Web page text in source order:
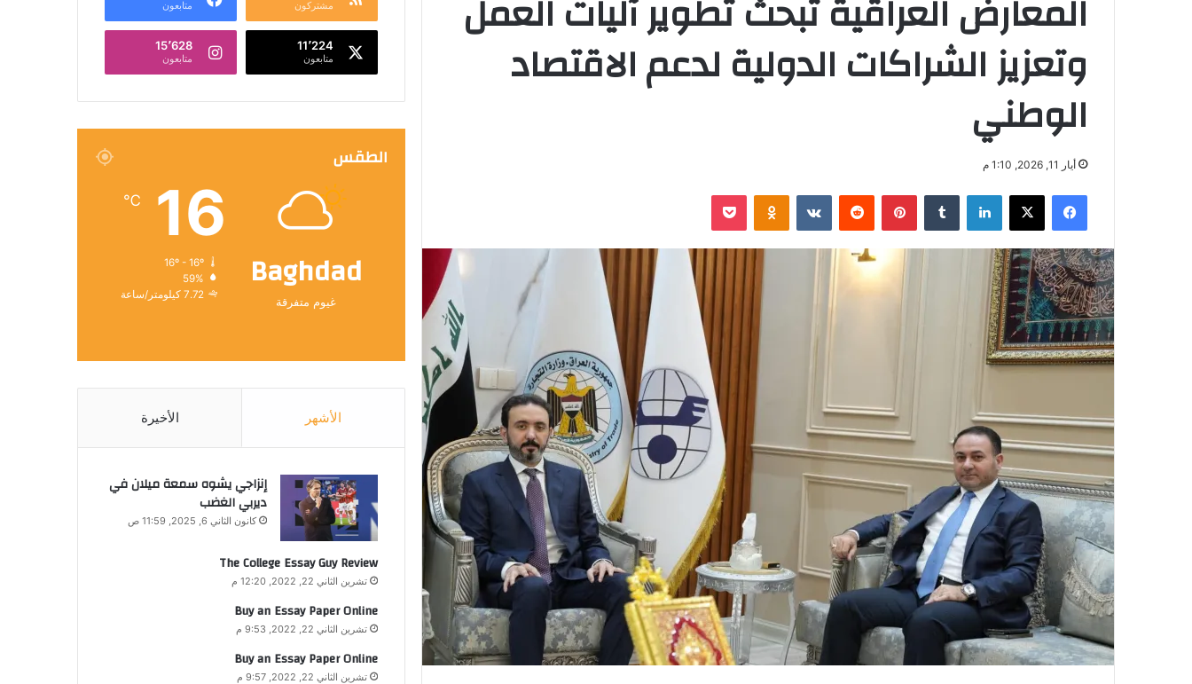
المعارض العراقية تبحث تطوير آليات العمل
وتعزيز الشراكات الدولية لدعم الاقتصاد
الوطني
أيار 11, 2026, 1:10 م
فيسبوك ‫X لينكدإن بينتيريست Odnoklassniki
‫Pocket
مشتركون متابعون
11٬224
متابعون
15٬628
متابعون
الطقس
Baghdad
غيوم متفرقة
16
℃
16º - 16º
59%
7.72 كيلومتر/ساعة
الأشهر الأخيرة
إنزاجي يشوه سمعة ميلان في
ديربي الغضب
كانون الثاني 6, 2025, 11:59 ص
The College Essay Guy Review
تشرين الثاني 22, 2022, 12:20 م
Buy an Essay Paper Online
تشرين الثاني 22, 2022, 9:53 م
Buy an Essay Paper Online
تشرين الثاني 22, 2022, 9:57 م